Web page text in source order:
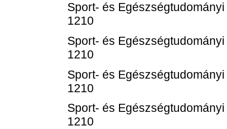
Sport- és
1210
Sport- és
1210
Sport- és
1210
Sport- és
1210